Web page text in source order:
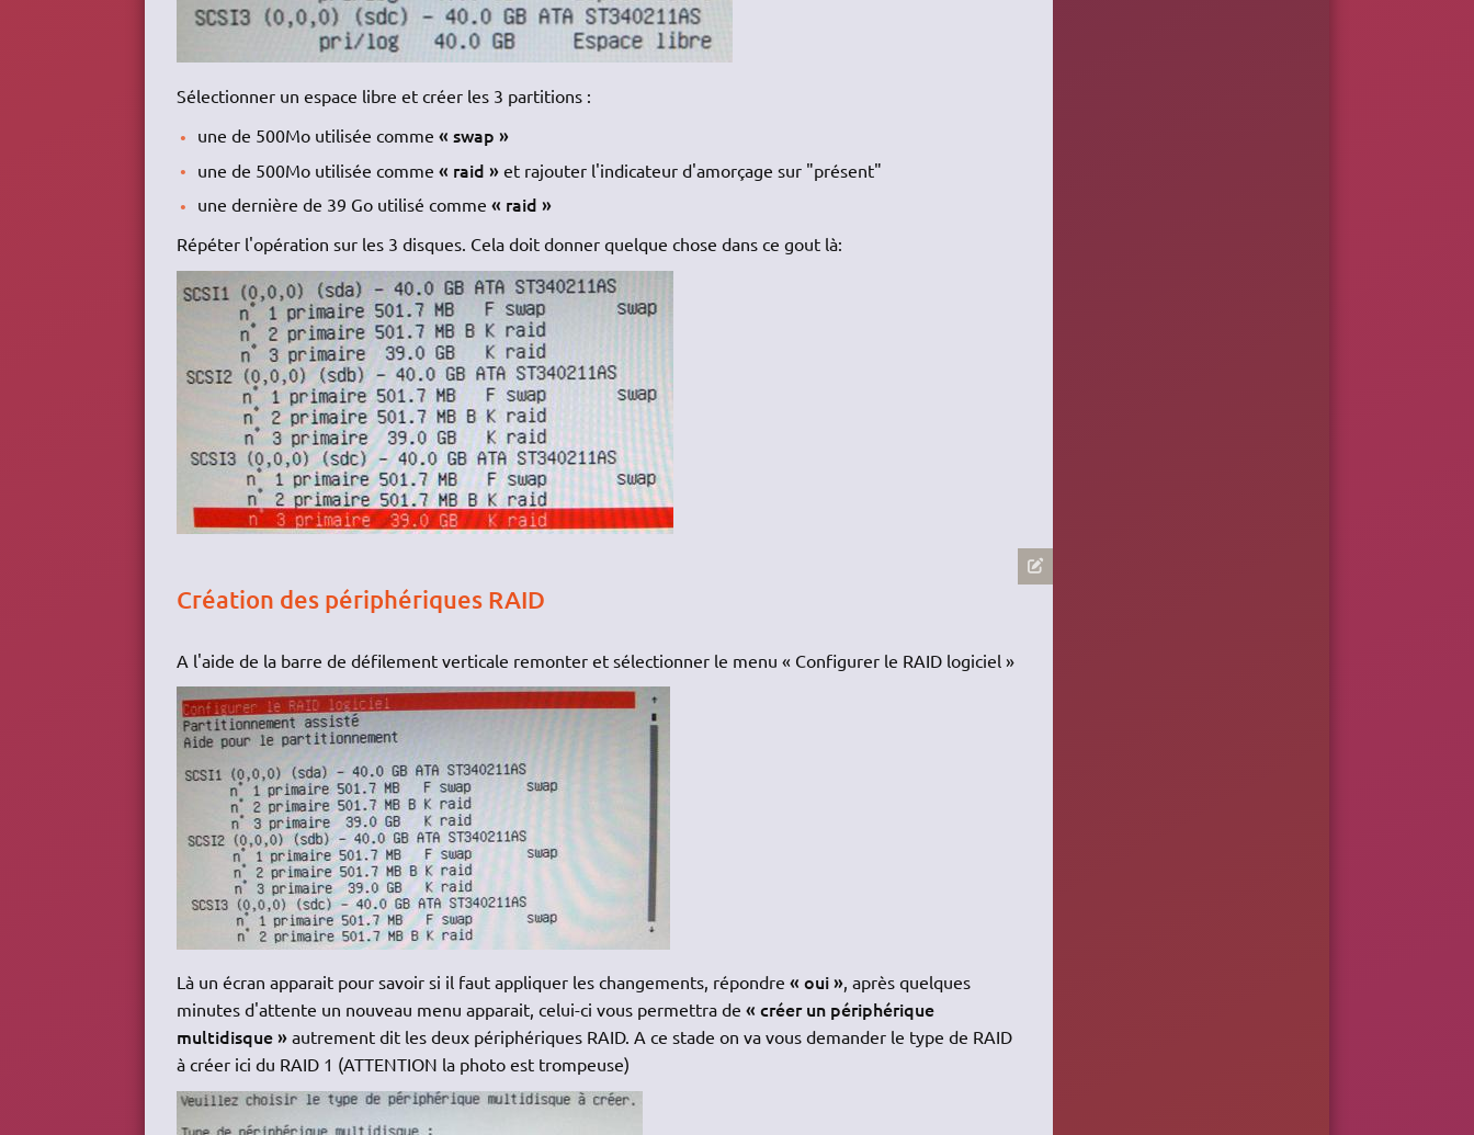
Sélectionner un espace libre et créer les 3 partitions :
une de 500Mo utilisée comme« swap »
une de 500Mo utilisée comme« raid » et rajouter l'indicateur d'amorçage sur "présent"
une dernière de 39 Go utilisé comme« raid »
Répéter l'opération sur les 3 disques. Cela doit donner quelque chose dans ce gout là:
Création des périphériques RAID
A l'aide de la barre de défilement verticale remonter et sélectionner le menu « Configurer le RAID logiciel »
Là un écran apparait pour savoir si il faut appliquer les changements, répondre « oui », après quelques
minutes d'attente un nouveau menu apparait, celui-ci vous permettra de « créer un périphérique
multidisque »autrement dit les deux périphériques RAID. A ce stade on va vous demander le type de RAID
à créer ici du RAID 1 (ATTENTION la photo est trompeuse)